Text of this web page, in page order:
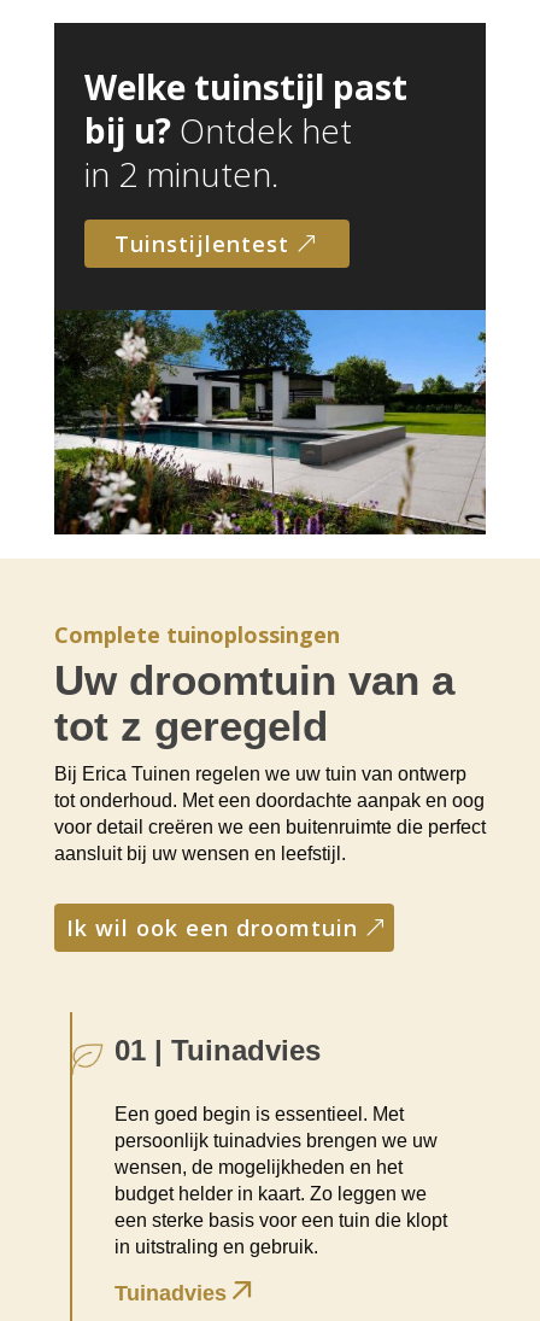
Welke tuinstijl past
bij u?Ontdek het
in 2 minuten.
tuinstijlentest
Complete tuinoplossingen
Uw droomtuin van a
tot z geregeld
Bij Erica Tuinen regelen we uw tuin van ontwerp
tot onderhoud. Met een doordachte aanpak en oog
voor detail creëren we een buitenruimte die perfect
aansluit bij uw wensen en leefstijl.
ik wil ook een droomtuin
01 | Tuinadvies
Een goed begin is essentieel. Met
persoonlijk tuinadvies brengen we uw
wensen, de mogelijkheden en het
budget helder in kaart. Zo leggen we
een sterke basis voor een tuin die klopt
in uitstraling en gebruik.
Tuinadvies